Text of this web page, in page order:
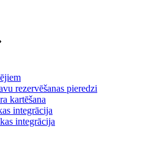
rezervēšanas pieredzi
kartēšana
integrācija
integrācija